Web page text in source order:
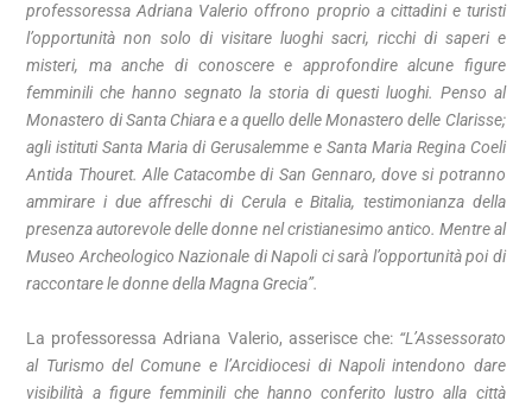
professoressa Adriana Valerio offrono proprio a cittadini e turisti
l’opportunità non solo di visitare luoghi sacri, ricchi di saperi e
misteri, ma anche di conoscere e approfondire alcune figure
femminili che hanno segnato la storia di questi luoghi. Penso al
Monastero di Santa Chiara e a quello delle Monastero delle Clarisse;
agli istituti Santa Maria di Gerusalemme e Santa Maria Regina Coeli
Antida Thouret. Alle Catacombe di San Gennaro, dove si potranno
ammirare i due affreschi di Cerula e Bitalia, testimonianza della
presenza autorevole delle donne nel cristianesimo antico. Mentre al
Museo Archeologico Nazionale di Napoli ci sarà l’opportunità poi di
raccontare le donne della Magna Grecia”.
La professoressa Adriana Valerio, asserisce che:“L’Assessorato
al Turismo del Comune e l’Arcidiocesi di Napoli intendono dare
visibilità a figure femminili che hanno conferito lustro alla città